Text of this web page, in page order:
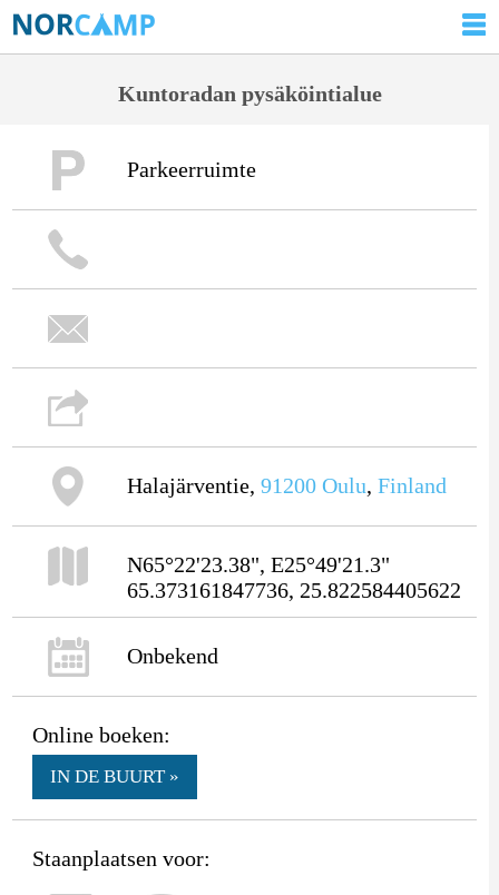
Kuntoradan pysäköintialue
Parkeerruimte
Halajärventie, 91200 Oulu, Finland
N65°22'23.38", E25°49'21.3"
65.373161847736, 25.822584405622
Onbekend
Online boeken:
IN DE BUURT »
Staanplaatsen voor: